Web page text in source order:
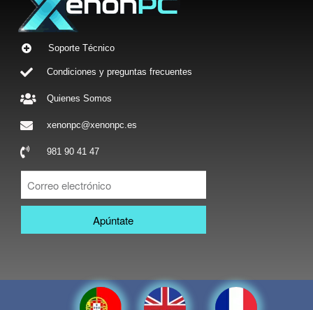
Soporte Técnico
Condiciones y preguntas frecuentes
Quienes Somos
xenonpc@xenonpc.es
981 90 41 47
Apúntate